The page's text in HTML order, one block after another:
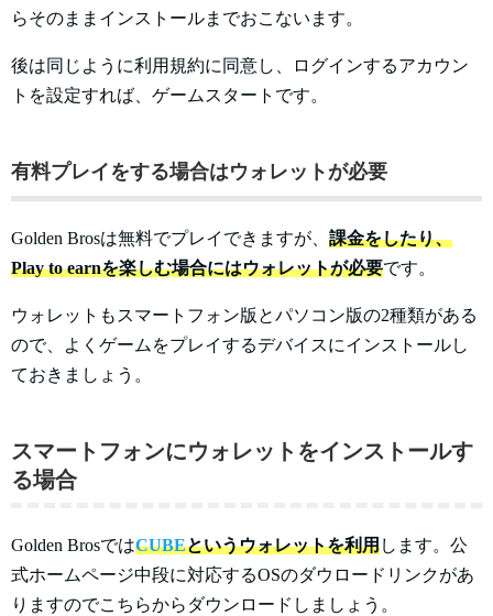
らそのままインストールまでおこないます。
後は同じように利用規約に同意し、ログインするアカウン
トを設定すれば、ゲームスタートです。
有料プレイをする場合はウォレットが必要
Golden Brosは無料でプレイできますが、 課金をしたり、
Play to earnを楽しむ場合にはウォレットが必要です。
ウォレットもスマートフォン版とパソコン版の2種類がある
ので、よくゲームをプレイするデバイスにインストールし
ておきましょう。
スマートフォンにウォレットをインストールす
る場合
Golden BrosではCUBEというウォレットを利用します。公
式ホームページ中段に対応するOSのダウロードリンクがあ
りますのでこちらからダウンロードしましょう。